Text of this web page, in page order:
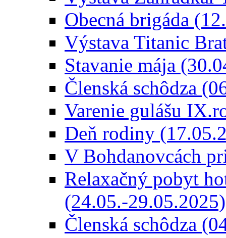
Obecná brigáda
Výstava Titanic
Stavanie mája
Členská schôdza
Varenie gulášu
Deň rodiny
V Bohdanovcách
Relaxačný pobyt
(24.05.-29.05.2025)
Členská schôdza